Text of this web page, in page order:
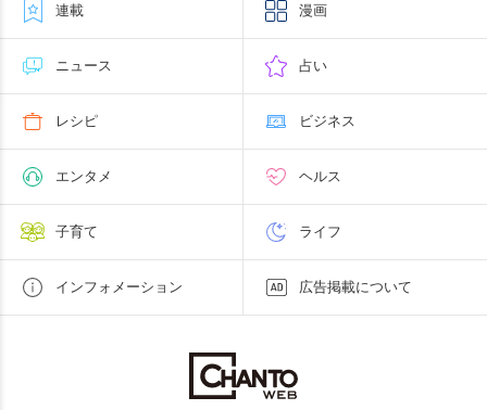
連載 漫画
ニュース 占い
レシピ ビジネス
エンタメ ヘルス
子育て ライフ
インフォメーション 広告掲載について